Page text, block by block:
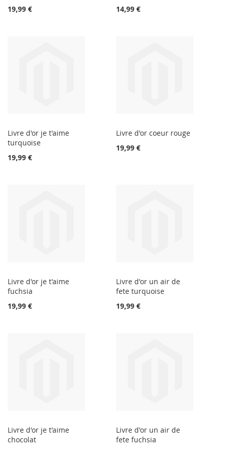
19,99 €
14,99 €
Livre d'or je t'aime
turquoise
19,99 €
Livre d'or coeur rouge
19,99 €
Livre d'or je t'aime
fuchsia
19,99 €
Livre d'or un air de
fete turquoise
19,99 €
Livre d'or je t'aime
chocolat
Livre d'or un air de
fete fuchsia